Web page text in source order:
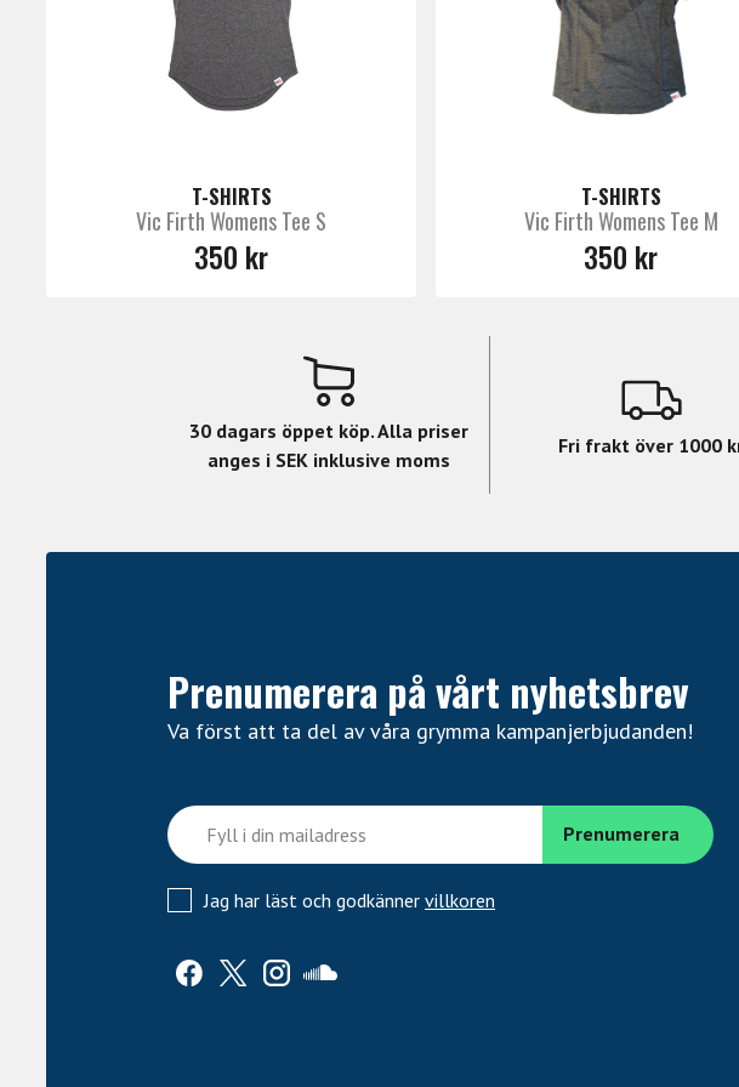
Vic Firth behöver ingen större
bland slagverkare välden över.
I deras sortiment finner du allt från stockar i Hickory
hårdrock, fantastiska vispar av alla de slag, Rods, mallets
T-SHIRTS
Vic Firth Womens Tee S
350 kr
T-SHIRTS
Vic Firth Womens Tee M
350 kr
30 dagars öppet köp. Alla priser
anges i SEK inklusive moms
Fri frakt över 1000
Prenumerera på vårt nyhetsbrev
Va först att ta del av våra grymma kampanjerbjudanden!
Jag har läst och godkänner villkoren